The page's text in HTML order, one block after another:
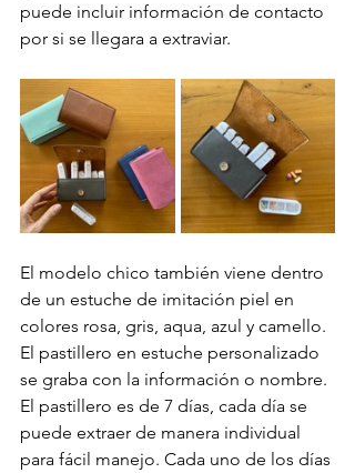
puede incluir información de contacto
por si se llegara a extraviar.
El modelo chico también viene dentro
de un estuche de imitación piel en
colores rosa, gris, aqua, azul y camello.
El pastillero en estuche personalizado
se graba con la información o nombre.
El pastillero es de 7 días, cada día se
puede extraer de manera individual
para fácil manejo. Cada uno de los días